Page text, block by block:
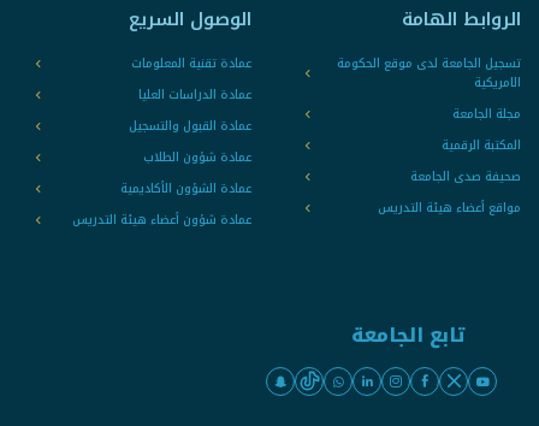
الروابط الهامة
تسجيل الجامعة لدى موقع الحكومة
الامريكية
مجلة الجامعة
المكتبة الرقمية
صحيفة صدى الجامعة
مواقع أعضاء هيئة التدريس
الوصول السريع
عمادة تقنية المعلومات
عمادة الدراسات العليا
عمادة القبول والتسجيل
عمادة شؤون الطلاب
عمادة الشؤون الأكاديمية
عمادة شؤون أعضاء هيئة التدريس
تابع الجامعة